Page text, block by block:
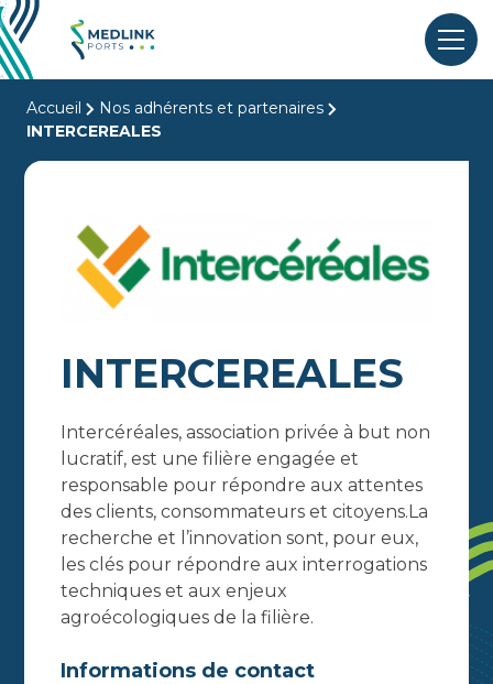
Accueil
Nos adhérents et partenaires
INTERCEREALES
INTERCEREALES
Intercéréales, association privée à but non
lucratif, est une filière engagée et
responsable pour répondre aux attentes
des clients, consommateurs et citoyens.La
recherche et l’innovation sont, pour eux,
les clés pour répondre aux interrogations
techniques et aux enjeux
agroécologiques de la filière.
Informations de contact